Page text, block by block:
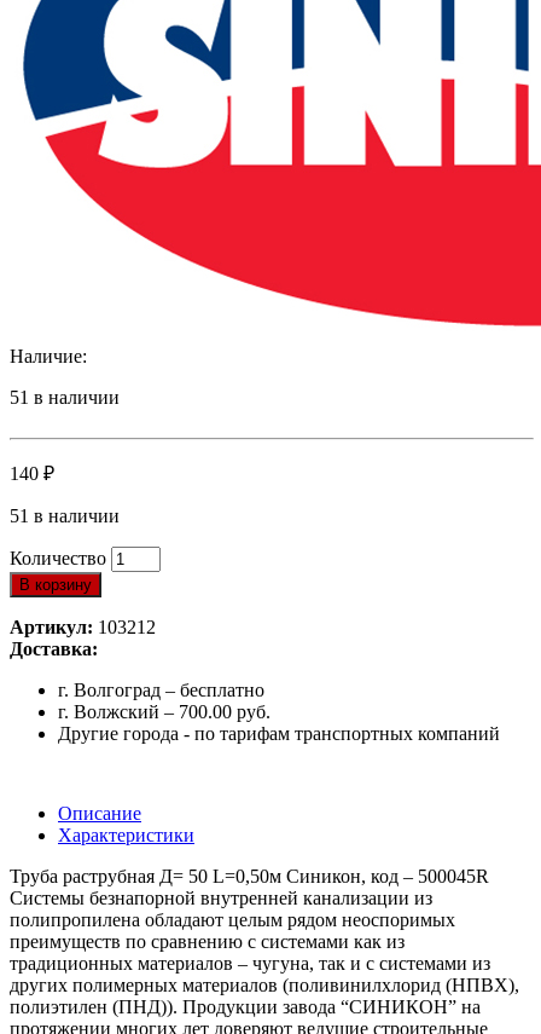
Наличие:
51 в наличии
140 ₽
51 в наличии
Количество
В корзину
Артикул: 103212
Доставка:
г. Волгоград – бесплатно
г. Волжский – 700.00 руб.
Другие города - по тарифам транспортных компаний
Описание
Характеристики
Труба раструбная Д= 50 L=0,50м Синикон, код – 500045R
Системы безнапорной внутренней канализации из
полипропилена обладают целым рядом неоспоримых
преимуществ по сравнению с системами как из
традиционных материалов – чугуна, так и с системами из
других полимерных материалов (поливинилхлорид (НПВХ),
полиэтилен (ПНД)). Продукции завода “СИНИКОН” на
протяжении многих лет доверяют ведущие строительные